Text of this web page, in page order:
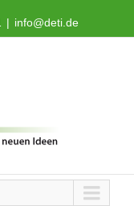
| info@deti.de